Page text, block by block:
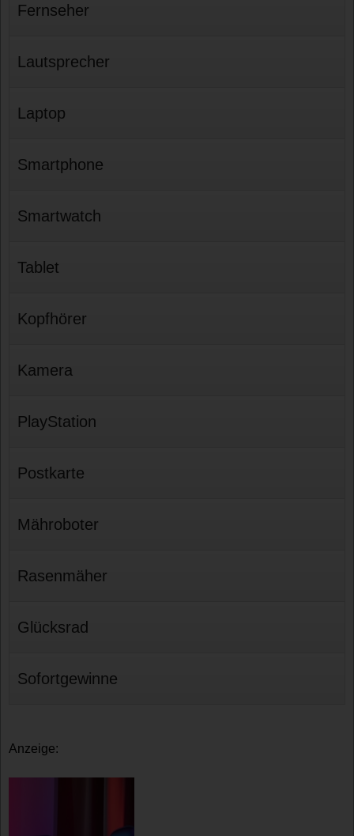
Fernseher
Lautsprecher
Laptop
Smartphone
Smartwatch
Tablet
Kopfhörer
Kamera
PlayStation
Postkarte
Mähroboter
Rasenmäher
Glücksrad
Sofortgewinne
Anzeige: